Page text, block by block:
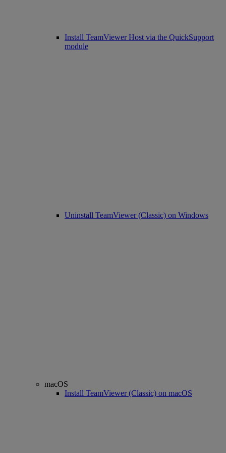
Install TeamViewer Host via the QuickSupport
module
Uninstall TeamViewer (Classic) on Windows
macOS
Install TeamViewer (Classic) on macOS